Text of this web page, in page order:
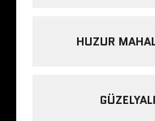
HUZUR